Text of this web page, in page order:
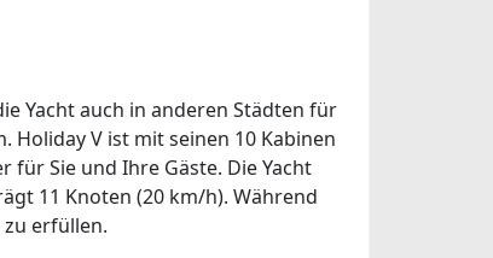
Yacht auch in anderen Städten für
Holiday V ist mit seinen 10 Kabinen
für Sie und Ihre Gäste. Die Yacht
11 Knoten (20 km/h). Während
erfüllen.